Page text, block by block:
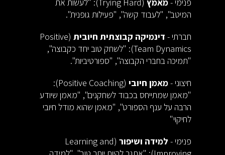
המיטב", "לעבוד קשה", "פעילות גופנית".
חברתי - דינמיקה קבוצתית חיובית (Positive
Team Dynamics): "לשחק טוב יחד כקבוצה",
"תמיכה בחברי הקבוצה", "ספורטיביות".
חיצוני -מאמן חיובי
(Positive Coaching):
"מאמן שמתייחס בכבוד לשחקנים", "מאמן שיודע
הרבה על ענף הספורט", "מאמן שהוא מודל חיובי
לחיקוי"
פנימי - למידה ושיפור (Learning and